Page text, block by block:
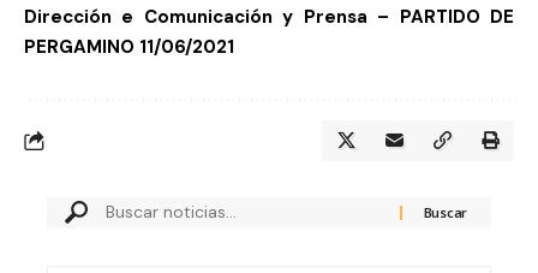
Dirección e Comunicación y Prensa – PARTIDO DE
PERGAMINO 11/06/2021